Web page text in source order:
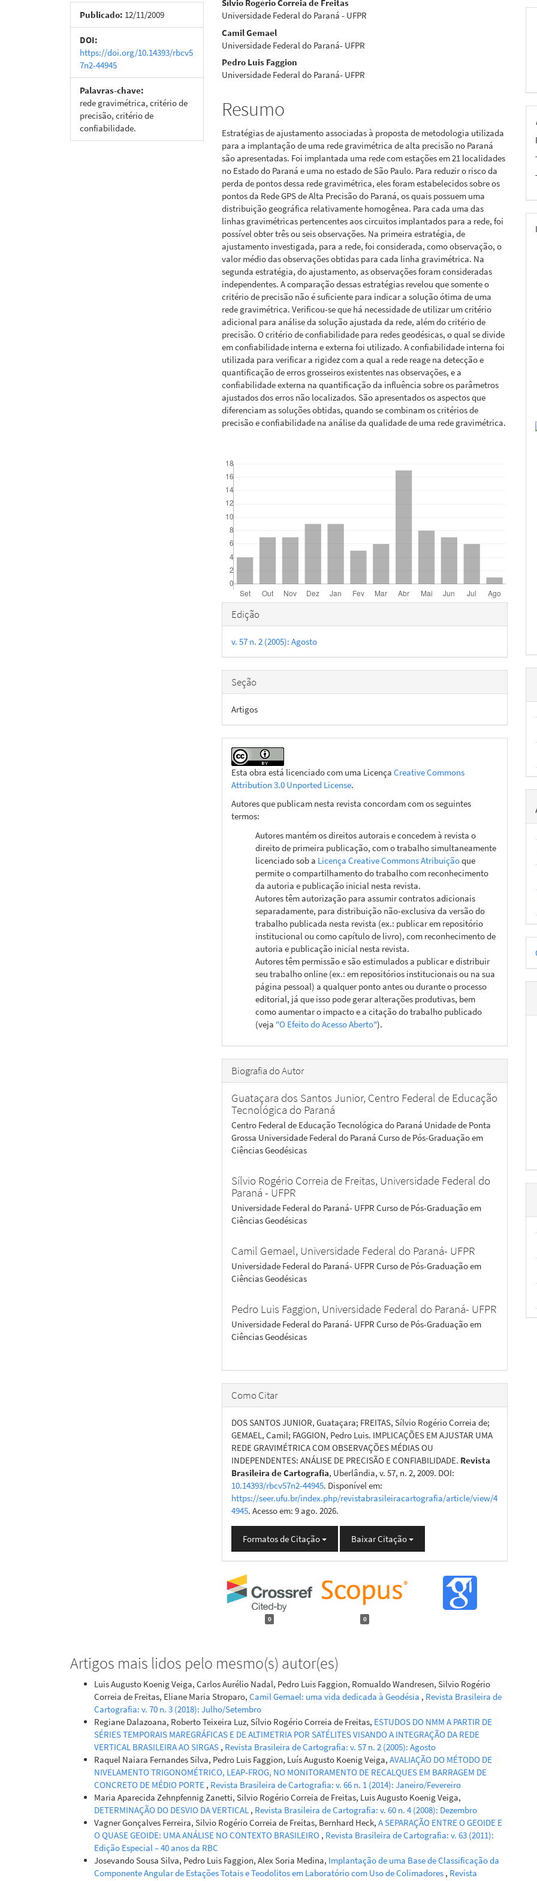
de
artigos
Publicado: 12/11/2009
DOI:
https://doi.org/10.14393/rbcv5
7n2-44945
Palavras-chave:
rede gravimétrica, critério de
precisão, critério de
confiabilidade.
artigo
principal
Sílvio Rogério Correia de Freitas
Universidade Federal do Paraná - UFPR
Camil Gemael
Universidade Federal do Paraná- UFPR
Pedro Luis Faggion
Universidade Federal do Paraná- UFPR
Resumo
Estratégias de ajustamento associadas à proposta de metodologia utilizada
para a implantação de uma rede gravimétrica de alta precisão no Paraná
são apresentadas. Foi implantada uma rede com estações em 21 localidades
no Estado do Paraná e uma no estado de São Paulo. Para reduzir o risco da
perda de pontos dessa rede gravimétrica, eles foram estabelecidos sobre os
pontos da Rede GPS de Alta Precisão do Paraná, os quais possuem uma
distribuição geográfica relativamente homogênea. Para cada uma das
linhas gravimétricas pertencentes aos circuitos implantados para a rede, foi
possível obter três ou seis observações. Na primeira estratégia, de
ajustamento investigada, para a rede, foi considerada, como observação, o
valor médio das observações obtidas para cada linha gravimétrica. Na
segunda estratégia, do ajustamento, as observações foram consideradas
independentes. A comparação dessas estratégias revelou que somente o
critério de precisão não é suficiente para indicar a solução ótima de uma
rede gravimétrica. Verificou-se que há necessidade de utilizar um critério
adicional para análise da solução ajustada da rede, além do critério de
precisão. O critério de confiabilidade para redes geodésicas, o qual se divide
em confiabilidade interna e externa foi utilizado. A confiabilidade interna foi
utilizada para verificar a rigidez com a qual a rede reage na detecção e
quantificação de erros grosseiros existentes nas observações, e a
confiabilidade externa na quantificação da influência sobre os parâmetros
ajustados dos erros não localizados. São apresentados os aspectos que
diferenciam as soluções obtidas, quando se combinam os critérios de
precisão e confiabilidade na análise da qualidade de uma rede gravimétrica.
Detalhes
do
artigo
Edição
v. 57 n. 2 (2005): Agosto
Seção
Artigos
Esta obra está licenciado com uma LicençaCreative Commons
Attribution 3.0 Unported License.
Autores que publicam nesta revista concordam com os seguintes
termos:
Autores mantém os direitos autorais e concedem à revista o
direito de primeira publicação, com o trabalho simultaneamente
licenciado sob a Licença Creative Commons Atribuiçãoque
permite o compartilhamento do trabalho com reconhecimento
da autoria e publicação inicial nesta revista.
Autores têm autorização para assumir contratos adicionais
separadamente, para distribuição não-exclusiva da versão do
trabalho publicada nesta revista (ex.: publicar em repositório
institucional ou como capítulo de livro), com reconhecimento de
autoria e publicação inicial nesta revista.
Autores têm permissão e são estimulados a publicar e distribuir
seu trabalho online (ex.: em repositórios institucionais ou na sua
página pessoal) a qualquer ponto antes ou durante o processo
editorial, já que isso pode gerar alterações produtivas, bem
como aumentar o impacto e a citação do trabalho publicado
(veja "O Efeito do Acesso Aberto").
Biografia do Autor
Guataçara dos Santos Junior, Centro Federal de Educação
Tecnológica do Paraná
Centro Federal de Educação Tecnológica do Paraná Unidade de Ponta
Grossa Universidade Federal do Paraná Curso de Pós-Graduação em
Ciências Geodésicas
Sílvio Rogério Correia de Freitas, Universidade Federal do
Paraná - UFPR
Universidade Federal do Paraná- UFPR Curso de Pós-Graduação em
Ciências Geodésicas
Camil Gemael, Universidade Federal do Paraná- UFPR
Universidade Federal do Paraná- UFPR Curso de Pós-Graduação em
Ciências Geodésicas
Pedro Luis Faggion, Universidade Federal do Paraná- UFPR
Universidade Federal do Paraná- UFPR Curso de Pós-Graduação em
Ciências Geodésicas
Como Citar
DOS SANTOS JUNIOR, Guataçara; FREITAS, Sílvio Rogério Correia de;
GEMAEL, Camil; FAGGION, Pedro Luis. IMPLICAÇÕES EM AJUSTAR UMA
REDE GRAVIMÉTRICA COM OBSERVAÇÕES MÉDIAS OU
INDEPENDENTES: ANÁLISE DE PRECISÃO E CONFIABILIDADE. Revista
Brasileira de Cartografia, Uberlândia, v. 57, n. 2, 2009. DOI:
10.14393/rbcv57n2-44945. Disponível em:
https://seer.ufu.br/index.php/revistabrasileiracartografia/article/view/4
4945. Acesso em: 9 ago. 2026.
Formatos de Citação Baixar Citação
0 0
Artigos mais lidos pelo mesmo(s) autor(es)
Luis Augusto Koenig Veiga, Carlos Aurélio Nadal, Pedro Luis Faggion, Romualdo Wandresen, Silvio Rogério
Correia de Freitas, Eliane Maria Stroparo, Camil Gemael: uma vida dedicada à Geodésia , Revista Brasileira de
Cartografia: v. 70 n. 3 (2018): Julho/Setembro
Regiane Dalazoana, Roberto Teixeira Luz, Sílvio Rogério Correia de Freitas, ESTUDOS DO NMM A PARTIR DE
SÉRIES TEMPORAIS MAREGRÁFICAS E DE ALTIMETRIA POR SATÉLITES VISANDO A INTEGRAÇÃO DA REDE
VERTICAL BRASILEIRA AO SIRGAS , Revista Brasileira de Cartografia: v. 57 n. 2 (2005): Agosto
Raquel Naiara Fernandes Silva, Pedro Luis Faggion, Luís Augusto Koenig Veiga, AVALIAÇÃO DO MÉTODO DE
NIVELAMENTO TRIGONOMÉTRICO, LEAP-FROG, NO MONITORAMENTO DE RECALQUES EM BARRAGEM DE
CONCRETO DE MÉDIO PORTE , Revista Brasileira de Cartografia: v. 66 n. 1 (2014): Janeiro/Fevereiro
Maria Aparecida Zehnpfennig Zanetti, Silvio Rogério Correia de Freitas, Luis Augusto Koenig Veiga,
DETERMINAÇÃO DO DESVIO DA VERTICAL , Revista Brasileira de Cartografia: v. 60 n. 4 (2008): Dezembro
Vagner Gonçalves Ferreira, Silvio Rogério Correia de Freitas, Bernhard Heck, A SEPARAÇÃO ENTRE O GEOIDE E
O QUASE GEOIDE: UMA ANÁLISE NO CONTEXTO BRASILEIRO , Revista Brasileira de Cartografia: v. 63 (2011):
Edição Especial – 40 anos da RBC
Josevando Sousa Silva, Pedro Luis Faggion, Alex Soria Medina, Implantação de uma Base de Classificação da
Componente Angular de Estações Totais e Teodolitos em Laboratório com Uso de Colimadores , Revista